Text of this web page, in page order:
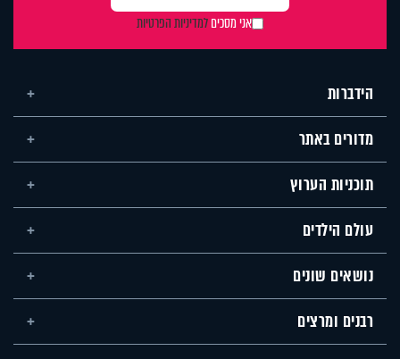
אני מסכיםלמדיניות הפרטיות
הידברות
מדורים באתר
תוכניות הערוץ
עולם הילדים
נושאים שונים
רבנים ומרצים